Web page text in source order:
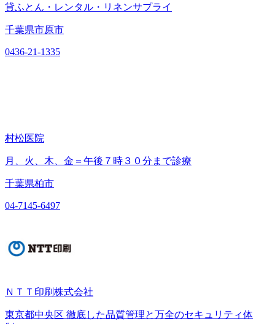
貸ふとん・レンタル・リネンサプライ
千葉県市原市
0436-21-1335
村松医院
月、火、木、金＝午後７時３０分まで診療
千葉県柏市
04-7145-6497
ＮＴＴ印刷株式会社
東京都中央区 徹底した品質管理と万全のセキュリティ体